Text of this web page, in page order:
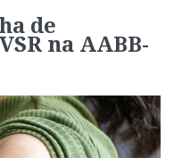
de
na AABB-